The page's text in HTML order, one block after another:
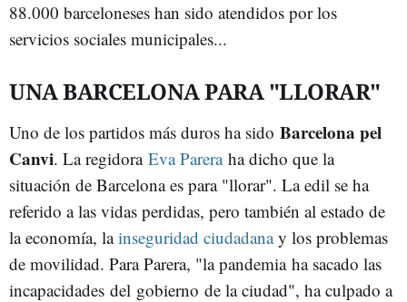
88.000 barceloneses han sido atendidos por los
servicios sociales municipales...
UNA BARCELONA PARA "LLORAR"
Uno de los partidos más duros ha sido Barcelona pel
Canvi. La regidoraEva Pareraha dicho que la
situación de Barcelona es para "llorar". La edil se ha
referido a las vidas perdidas, pero también al estado de
la economía, lainseguridad ciudadanay los problemas
de movilidad. Para Parera, "la pandemia ha sacado las
incapacidades del gobierno de la ciudad", ha culpado a